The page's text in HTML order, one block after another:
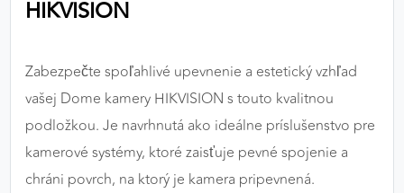
HIKVISION
Zabezpečte spoľahlivé upevnenie a estetický vzhľad
vašej Dome kamery HIKVISION s touto kvalitnou
podložkou. Je navrhnutá ako ideálne príslušenstvo pre
kamerové systémy, ktoré zaisťuje pevné spojenie a
chráni povrch, na ktorý je kamera pripevnená.
výkon a funkčnosť našich stránok.
Poskytovateľ: Google
MARKETINGOVÉ COOKIES